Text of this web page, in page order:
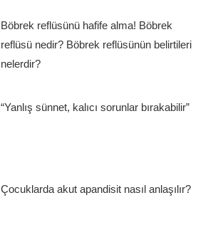
Böbrek reflüsünü hafife alma! Böbrek
reflüsü nedir? Böbrek reflüsünün belirtileri
nelerdir?
“Yanlış sünnet, kalıcı sorunlar bırakabilir”
Çocuklarda akut apandisit nasıl anlaşılır?